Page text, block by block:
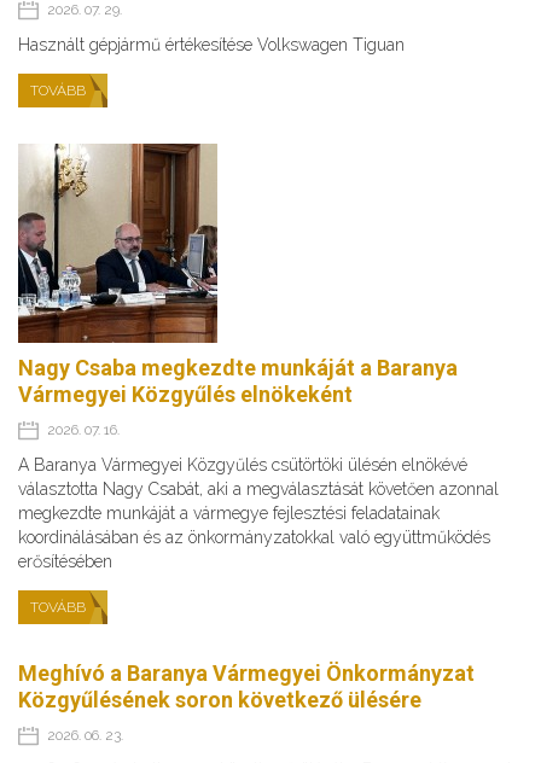
2026. 07. 29.
Használt gépjármű értékesítése Volkswagen Tiguan
TOVÁBB
Nagy Csaba megkezdte munkáját a Baranya
Vármegyei Közgyűlés elnökeként
2026. 07. 16.
A Baranya Vármegyei Közgyűlés csütörtöki ülésén elnökévé
választotta Nagy Csabát, aki a megválasztását követően azonnal
megkezdte munkáját a vármegye fejlesztési feladatainak
koordinálásában és az önkormányzatokkal való együttműködés
erősítésében
TOVÁBB
Meghívó a Baranya Vármegyei Önkormányzat
Közgyűlésének soron következő ülésére
2026. 06. 23.